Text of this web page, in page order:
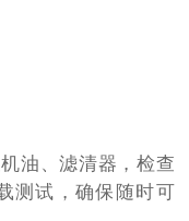
油、滤清器，检查
测试，确保随时可